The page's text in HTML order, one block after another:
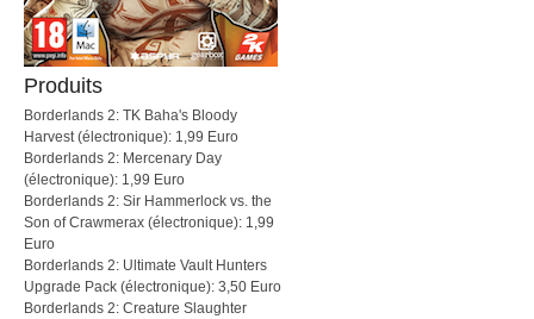
Produits
Borderlands 2: TK Baha's Bloody
Harvest (électronique): 1,99 Euro
Borderlands 2: Mercenary Day
(électronique): 1,99 Euro
Borderlands 2: Sir Hammerlock vs. the
Son of Crawmerax (électronique): 1,99
Euro
Borderlands 2: Ultimate Vault Hunters
Upgrade Pack (électronique): 3,50 Euro
Borderlands 2: Creature Slaughter